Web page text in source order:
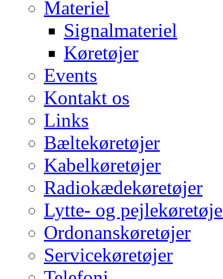
Materiel
Signalmateriel
Køretøjer
Events
Kontakt os
Links
Bæltekøretøjer
Kabelkøretøjer
Radiokædekøretøjer
Lytte- og
Ordonanskøretøjer
Servicekøretøjer